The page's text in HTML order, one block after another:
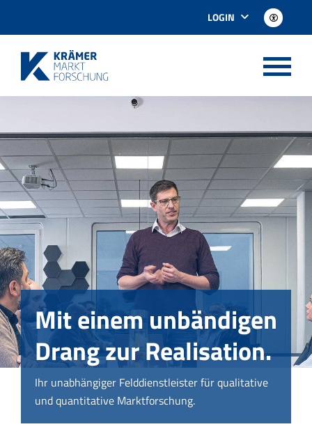
LOGIN
Mit einem unbändigen
Drang zur Realisation.
Ihr unabhängiger Felddienstleister für qualitative
und quantitative Marktforschung.